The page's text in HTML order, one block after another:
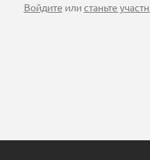
Войдите илистаньте